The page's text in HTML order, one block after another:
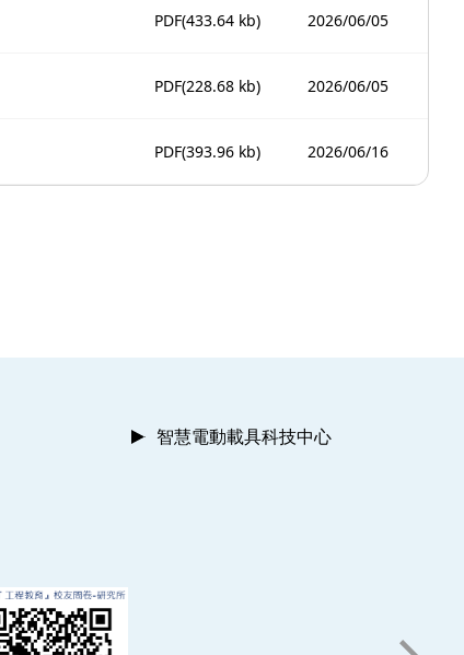
PDF(433.64 kb) 2026/06/05
PDF(228.68 kb) 2026/06/05
PDF(393.96 kb) 2026/06/16
智慧電動載具科技中心